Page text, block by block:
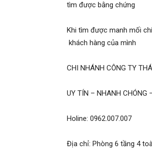
vụ
thám
hải
tìm được bằng chứng
Khi tìm được manh mối
khách hàng của mình
CHI NHÁNH CÔNG TY
UY TÍN – NHANH CHÓNG
Holine: 0962.007.007
Địa chỉ: Phòng 6 tầng 4